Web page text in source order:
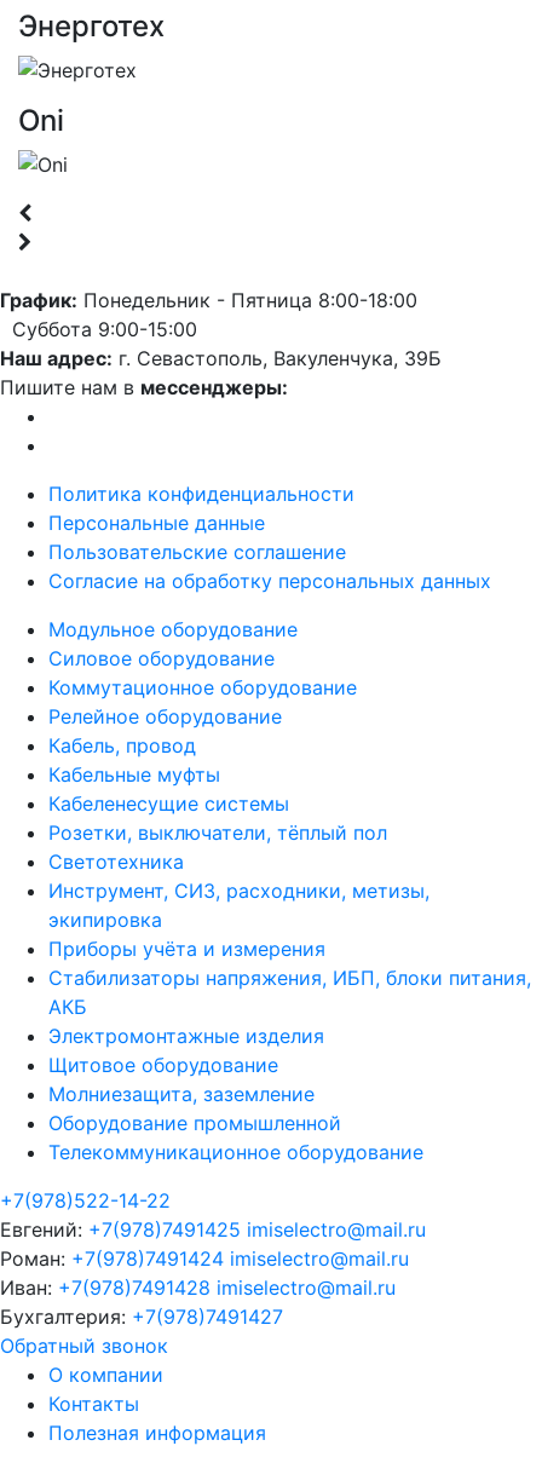
Энерготех
Oni
График: Понедельник - Пятница 8:00-18:00
Суббота 9:00-15:00
Наш адрес: г. Севастополь, Вакуленчука, 39Б
Пишите нам в мессенджеры:
Политика конфиденциальности
Персональные данные
Пользовательские соглашение
Согласие на обработку персональных данных
Модульное оборудование
Силовое оборудование
Коммутационное оборудование
Релейное оборудование
Кабель, провод
Кабельные муфты
Кабеленесущие системы
Розетки, выключатели, тёплый пол
Светотехника
Инструмент, СИЗ, расходники, метизы,
экипировка
Приборы учёта и измерения
Стабилизаторы напряжения, ИБП, блоки питания,
АКБ
Электромонтажные изделия
Щитовое оборудование
Молниезащита, заземление
Оборудование промышленной
Телекоммуникационное оборудование
+7(978)522-14-22
Евгений: +7(978)7491425 imiselectro@mail.ru
Роман: +7(978)7491424 imiselectro@mail.ru
Иван: +7(978)7491428 imiselectro@mail.ru
Бухгалтерия: +7(978)7491427
Обратный звонок
О компании
Контакты
Полезная информация